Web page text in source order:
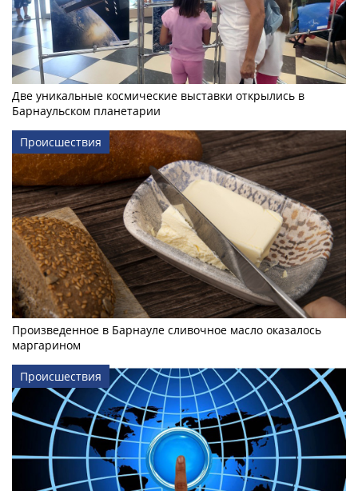
Две уникальные космические выставки открылись в
Барнаульском планетарии
Происшествия
Произведенное в Барнауле сливочное масло оказалось
маргарином
Происшествия